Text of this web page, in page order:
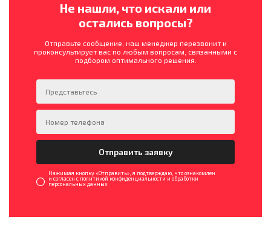
Не нашли, что искали или
остались вопросы?
Отправьте сообщение, наш менеджер перезвонит и
проконсультирует вас по любым вопросам, связанными с
подбором оптимального решения.
Нажимая кнопку «Отправить», я подтверждаю, что ознакомлен
и согласен с политикой конфиденциальности и обработки
персональных данных